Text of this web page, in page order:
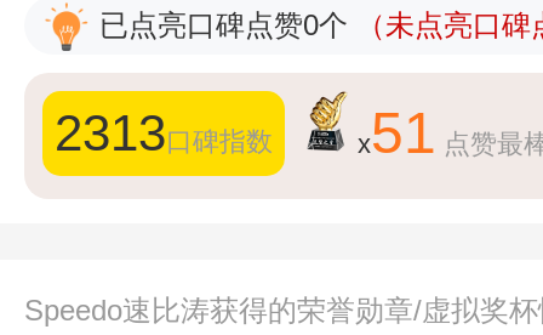
已点亮口碑点赞0个
（未点亮口
2313口碑指数 x51 点赞最
Speedo速比涛获得的荣誉勋章/虚拟奖